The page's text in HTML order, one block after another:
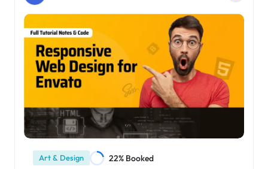
Art & Design 22% Booked